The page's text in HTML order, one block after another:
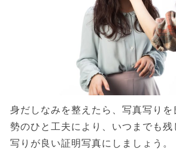
身だしなみを整えたら、写真写り
勢のひと工夫により、いつまでも残
写りが良い証明写真にしましょう。